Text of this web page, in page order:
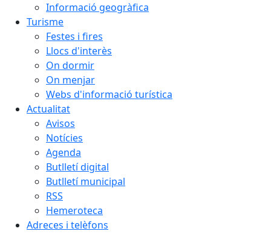
Informació geogràfica
Turisme
Festes i fires
Llocs d'interès
On dormir
On menjar
Webs d'informació turística
Actualitat
Avisos
Notícies
Agenda
Butlletí digital
Butlletí municipal
RSS
Hemeroteca
Adreces i telèfons